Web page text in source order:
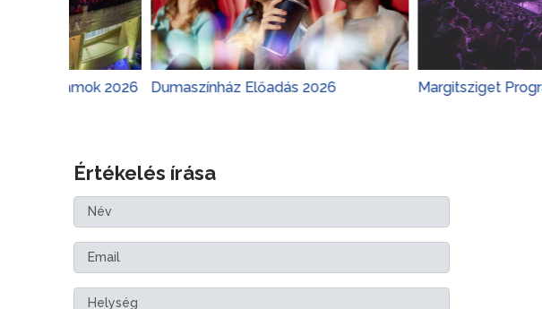
Dumaszínház Előadás 2026 Margitsziget Programok 2026
Értékelés írása